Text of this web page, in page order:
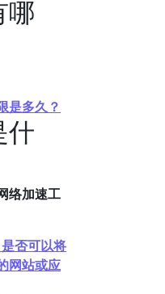
哪
是多久？
什
络加速工
否可以将
网站或应